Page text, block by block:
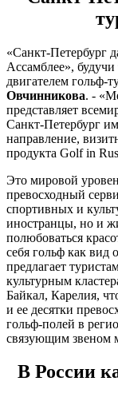
«Санкт-Петербург
Ассамблее»,
двигателем гольф-
Овчинникова. -
представляет
Санкт-Петербург
направление,
продукта Golf in
Это мировой
превосходный
спортивных и
иностранцы, но и
полюбоваться
себя гольф как вид
предлагает
культурным
Байкал, Карелия,
и ее десятки
гольф-полей в
связующим звеном
В России